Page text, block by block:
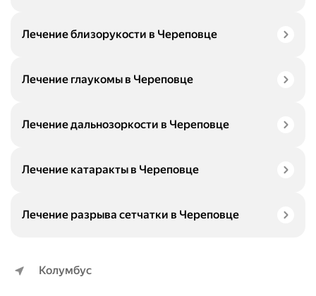
Лечение близорукости в Череповце
Лечение глаукомы в Череповце
Лечение дальнозоркости в Череповце
Лечение катаракты в Череповце
Лечение разрыва сетчатки в Череповце
Колумбус